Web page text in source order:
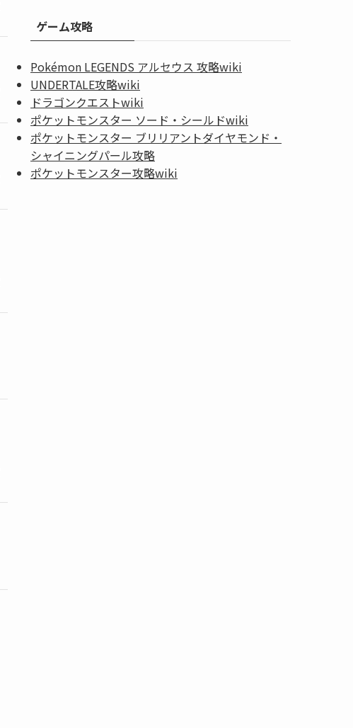
ゲーム攻略
Pokémon LEGENDS アルセウス 攻略wiki
UNDERTALE攻略wiki
ドラゴンクエストwiki
ポケットモンスター ソード・シールドwiki
ポケットモンスター ブリリアントダイヤモンド・
シャイニングパール攻略
ポケットモンスター攻略wiki